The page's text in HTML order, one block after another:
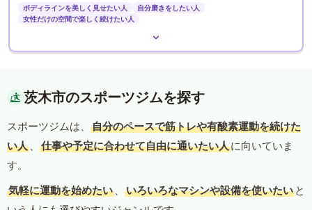
ボディラインを美しく見せたい人
自分磨きをしたい人
女性だけの空間で楽しく続けたい人
茨木市のスポーツジムを探す
スポーツジムは、
自分のペースで筋トレや有酸素運動を続けた
い人 、 仕事や予定に合わせて自由に通いたい人に向いていま
す。
気軽に運動を始めたい 、 いろいろなマシンや設備を使いたい と